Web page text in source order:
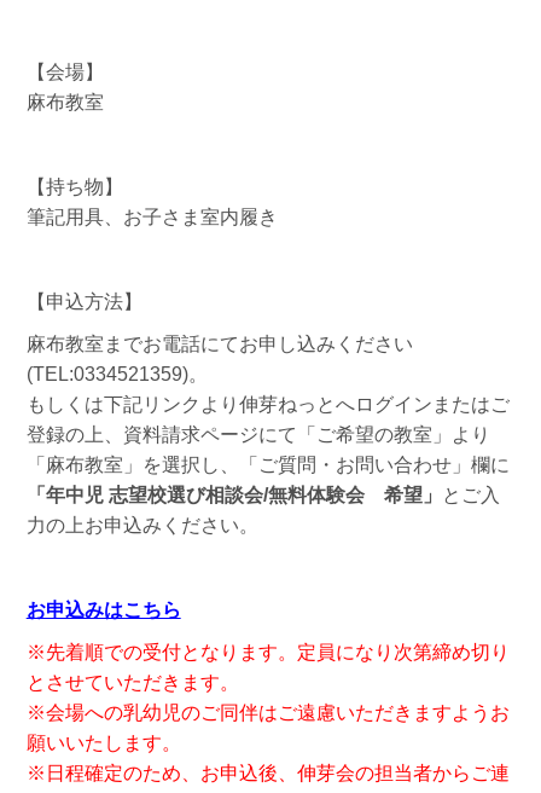
【会場】
麻布教室
【持ち物】
筆記用具、お子さま室内履き
【申込方法】
麻布教室までお電話にてお申し込みください
(TEL:0334521359)。
もしくは下記リンクより伸芽ねっとへログインまたはご
登録の上、資料請求ページにて「ご希望の教室」より
「麻布教室」を選択し、「ご質問・お問い合わせ」欄に
「年中児 志望校選び相談会/無料体験会 希望」
とご入
力の上お申込みください。
お申込みはこちら
※先着順での受付となります。定員になり次第締め切り
とさせていただきます。
※会場への乳幼児のご同伴はご遠慮いただきますようお
願いいたします。
※日程確定のため、お申込後、伸芽会の担当者からご連